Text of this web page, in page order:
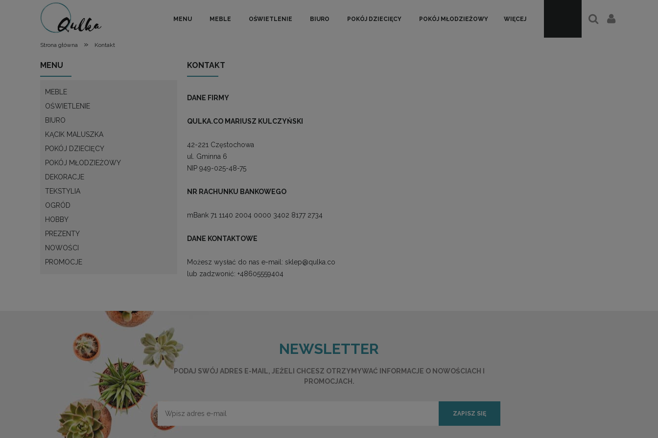
MENU MEBLE OŚWIETLENIE BIURO POKÓJ DZIECIĘCY POKÓJ MŁODZIEŻOWY WIĘCEJ
Strona główna » Kontakt
MENU
MEBLE
OŚWIETLENIE
BIURO
KĄCIK MALUSZKA
POKÓJ DZIECIĘCY
POKÓJ MŁODZIEŻOWY
DEKORACJE
TEKSTYLIA
OGRÓD
HOBBY
PREZENTY
NOWOŚCI
PROMOCJE
KONTAKT
DANE FIRMY
QULKA.CO MARIUSZ KULCZYŃSKI
42-221 Częstochowa
ul. Gminna 6
NIP 949-025-48-75
NR RACHUNKU BANKOWEGO
mBank 71 1140 2004 0000 3402 8177 2734
DANE KONTAKTOWE
Możesz wysłać do nas e-mail: sklep@qulka.co
lub zadzwonić: +48605559404
NEWSLETTER
PODAJ SWÓJ ADRES E-MAIL, JEŻELI CHCESZ OTRZYMYWAĆ INFORMACJE O NOWOŚCIACH I
PROMOCJACH.
ZAPISZ SIĘ